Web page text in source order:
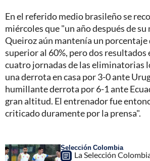
En el referido medio brasileño se
miércoles que "un año después de
Queiroz aún mantenía un porcentaje
superior al 60%, pero dos resultados
cuatro jornadas de las eliminatorias
una derrota en casa por 3-0 ante
humillante derrota por 6-1 ante
gran altitud. El entrenador fue
criticado duramente por la prensa".
Selección Colombia
La Selección